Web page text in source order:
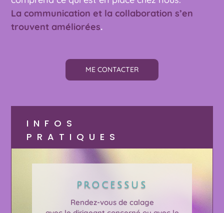
La communication et la collaboration s’en
trouvent améliorées.
ME CONTACTER
INFOS
PRATIQUES
PROCESSUS
Rendez-vous de calage